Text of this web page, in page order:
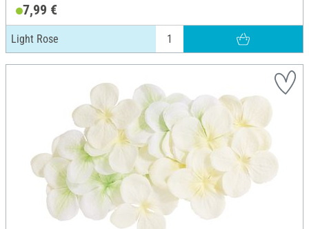
7,99 €
Light Rose